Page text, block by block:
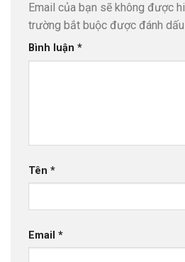
Email của bạn sẽ không được
trường bắt buộc được đánh dấu
Bình luận *
Tên *
Email *